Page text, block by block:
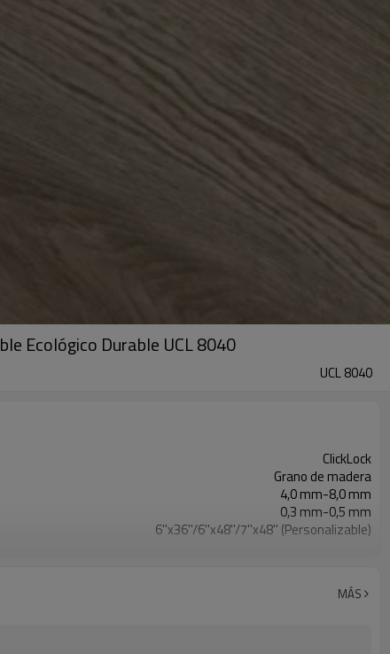
Ecológico Durable UCL 8040
UCL 8040
ClickLock
Grano de madera
4,0 mm-8,0 mm
0,3 mm-0,5 mm
6''x36''/6''x48''/7''x48'' (Personalizable)
Libre
MÁS